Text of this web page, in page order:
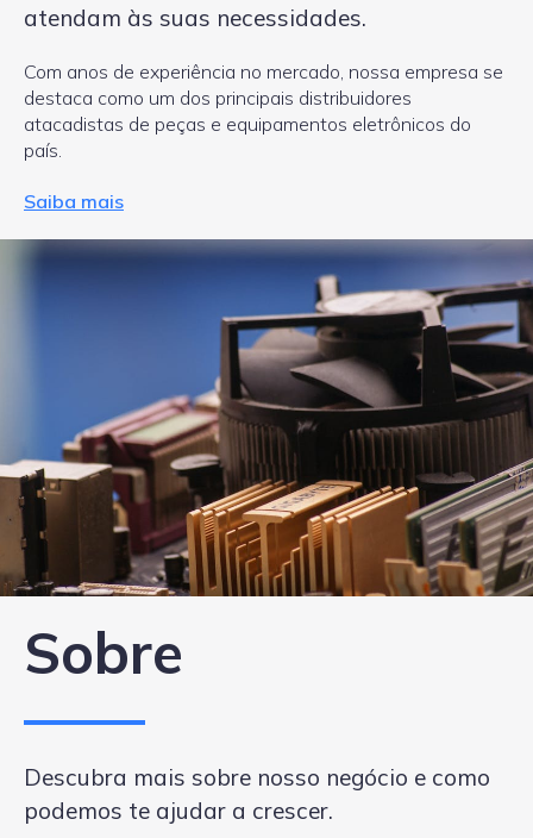
atendam às suas necessidades.
Com anos de experiência no mercado, nossa empresa se
destaca como um dos principais distribuidores
atacadistas de peças e equipamentos eletrônicos do
país.
Saiba mais
Sobre
Descubra mais sobre nosso negócio e como
podemos te ajudar a crescer.